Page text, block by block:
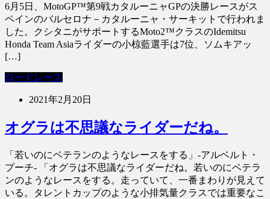
6月5日、MotoGP™第9戦カタルーニャGPの決勝レースがス
ペインのバルセロナ－カタルーニャ・サーキットで行われま
した。クシタニがサポートするMoto2™クラスのIdemitsu
Honda Team Asiaライダーの小椋藍選手は7位、ソムキアッ
[…]
ロードレース
2021年2月20日
オグラは不思議なライダーだね。
「若いのにベテランのようなレースをする」-アルベルト・
プーチ- 「オグラは不思議なライダーだね。若いのにベテラ
ンのようなレースをする。走っていて、一番まわりが見えて
いる。タレントカップのような小排気量クラスでは重要なこ